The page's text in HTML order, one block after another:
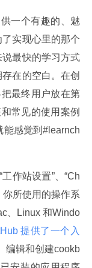
一个有趣的、魅
实现心里的那个
最快的学习方式
在的空白。在创
最终用户放在第
常见的使用案例
能感觉到#learnch
作站设置”、“Ch
你所使用的操作系
、Linux 和Windo
提供了一个入
编辑和创建cookb